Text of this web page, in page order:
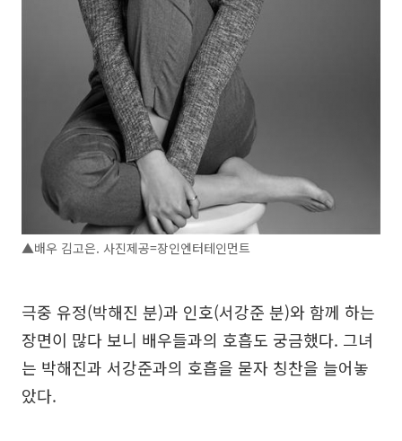
▲배우 김고은. 사진제공=장인엔터테인먼트
극중 유정(박해진 분)과 인호(서강준 분)와 함께 하는
장면이 많다 보니 배우들과의 호흡도 궁금했다. 그녀
는 박해진과 서강준과의 호흡을 묻자 칭찬을 늘어놓
았다.